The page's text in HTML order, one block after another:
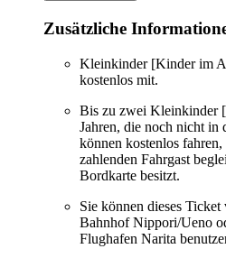
Zusätzliche
Kleinkinder [Kinder im
kostenlos mit.
Bis zu zwei Kleinkinder
Jahren, die noch nicht in
können kostenlos
zahlenden Fahrgast
Bordkarte besitzt.
Sie können dieses
Bahnhof Nippori/Ueno
Flughafen Narita